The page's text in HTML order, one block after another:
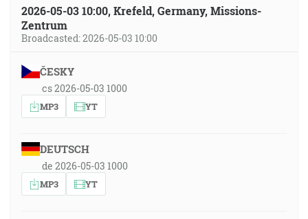
2026-05-03 10:00, Krefeld, Germany, Missions-
Zentrum
Broadcasted: 2026-05-03 10:00
ČESKY
cs 2026-05-03 1000
MP3 YT
DEUTSCH
de 2026-05-03 1000
MP3 YT